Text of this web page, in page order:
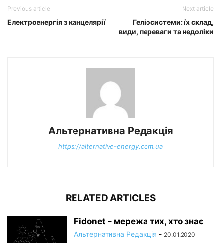
Previous article
Електроенергія з канцелярії
Next article
Геліосистеми: їх склад,
види, переваги та недоліки
Альтернативна Редакція
https://alternative-energy.com.ua
RELATED ARTICLES
Fidonet – мережа тих, хто знає
Альтернативна Редакція - 20.01.2020